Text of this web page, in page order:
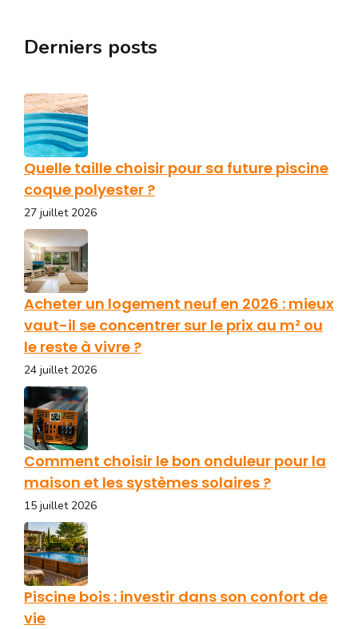
Derniers posts
Quelle taille choisir pour sa future piscine
coque polyester ?
27 juillet 2026
Acheter un logement neuf en 2026 : mieux
vaut-il se concentrer sur le prix au m² ou
le reste à vivre ?
24 juillet 2026
Comment choisir le bon onduleur pour la
maison et les systèmes solaires ?
15 juillet 2026
Piscine bois : investir dans son confort de
vie